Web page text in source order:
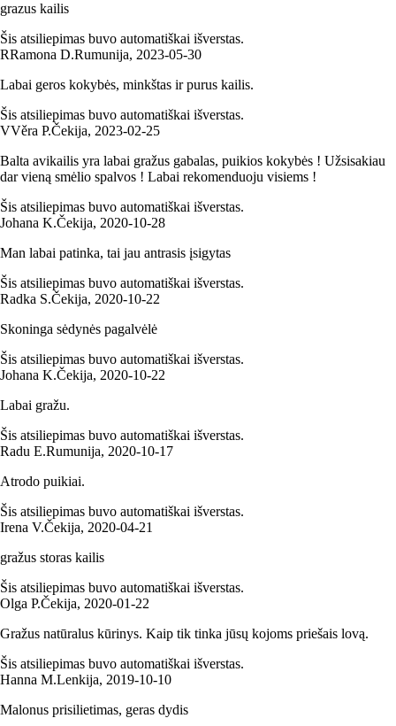
grazus kailis
Šis atsiliepimas buvo automatiškai išverstas.
RRamona D.Rumunija, 2023‑05‑30
Labai geros kokybės, minkštas ir purus kailis.
Šis atsiliepimas buvo automatiškai išverstas.
VVěra P.Čekija, 2023‑02‑25
Balta avikailis yra labai gražus gabalas, puikios kokybės ! Užsisakiau
dar vieną smėlio spalvos ! Labai rekomenduoju visiems !
Šis atsiliepimas buvo automatiškai išverstas.
Johana K.Čekija, 2020‑10‑28
Man labai patinka, tai jau antrasis įsigytas
Šis atsiliepimas buvo automatiškai išverstas.
Radka S.Čekija, 2020‑10‑22
Skoninga sėdynės pagalvėlė
Šis atsiliepimas buvo automatiškai išverstas.
Johana K.Čekija, 2020‑10‑22
Labai gražu.
Šis atsiliepimas buvo automatiškai išverstas.
Radu E.Rumunija, 2020‑10‑17
Atrodo puikiai.
Šis atsiliepimas buvo automatiškai išverstas.
Irena V.Čekija, 2020‑04‑21
gražus storas kailis
Šis atsiliepimas buvo automatiškai išverstas.
Olga P.Čekija, 2020‑01‑22
Gražus natūralus kūrinys. Kaip tik tinka jūsų kojoms priešais lovą.
Šis atsiliepimas buvo automatiškai išverstas.
Hanna M.Lenkija, 2019‑10‑10
Malonus prisilietimas, geras dydis